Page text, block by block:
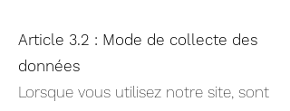
Article 3.2 : Mode de collecte des
données
Lorsque vous utilisez notre site, sont